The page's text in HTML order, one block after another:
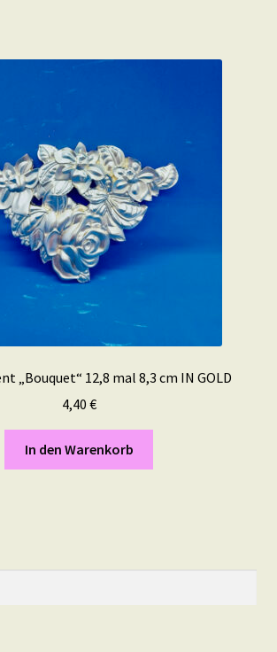
„Bouquet“ 12,8 mal 8,3 cm IN GOLD
4,40 €
In den Warenkorb